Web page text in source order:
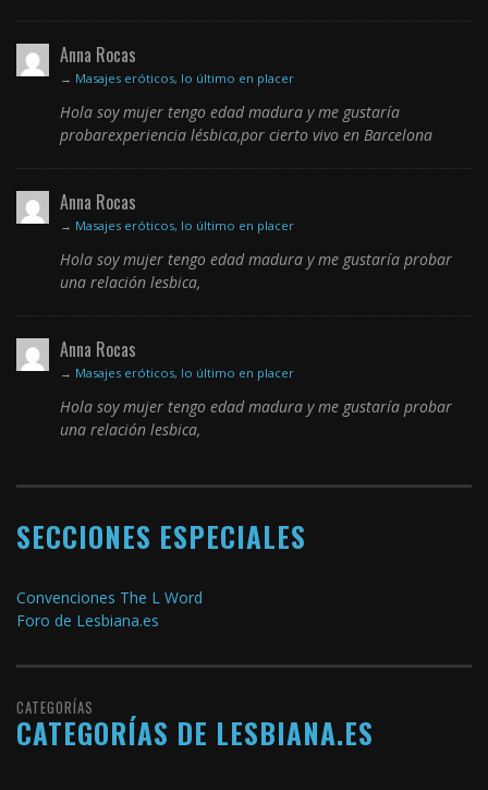
Anna Rocas
→ Masajes eróticos, lo último en placer
Hola soy mujer tengo edad madura y me gustaría
probarexperiencia lésbica,por cierto vivo en Barcelona
Anna Rocas
→ Masajes eróticos, lo último en placer
Hola soy mujer tengo edad madura y me gustaría probar
una relación lesbica,
Anna Rocas
→ Masajes eróticos, lo último en placer
Hola soy mujer tengo edad madura y me gustaría probar
una relación lesbica,
SECCIONES ESPECIALES
Convenciones The L Word
Foro de Lesbiana.es
CATEGORÍAS
CATEGORÍAS DE LESBIANA.ES